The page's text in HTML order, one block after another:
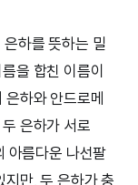
하를 뜻하는 밀
을 합친 이름이
은하와 안드로메
은하가 서로
아름다운 나선팔
지만, 두 은하가 충